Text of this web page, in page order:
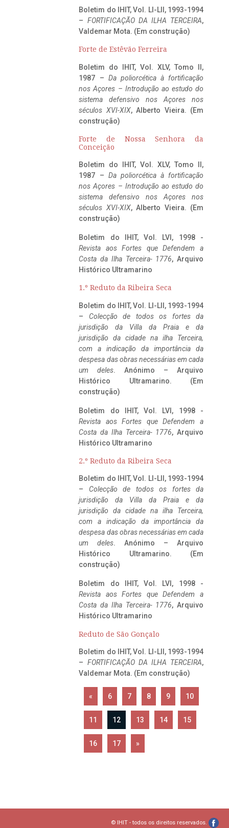
Boletim do IHIT, Vol. LI-LII, 1993-1994
– FORTIFICAÇÃO DA ILHA TERCEIRA,
Valdemar Mota. (Em construção)
Forte de Estêvão Ferreira
Boletim do IHIT, Vol. XLV, Tomo II,
1987 – Da poliorcética à fortificação
nos Açores – Introdução ao estudo do
sistema defensivo nos Açores nos
séculos XVI-XIX, Alberto Vieira. (Em
construção)
Forte de Nossa Senhora da
Conceição
Boletim do IHIT, Vol. XLV, Tomo II,
1987 – Da poliorcética à fortificação
nos Açores – Introdução ao estudo do
sistema defensivo nos Açores nos
séculos XVI-XIX, Alberto Vieira. (Em
construção)
Boletim do IHIT, Vol. LVI, 1998 -
Revista aos Fortes que Defendem a
Costa da Ilha Terceira- 1776, Arquivo
Histórico Ultramarino
1.º Reduto da Ribeira Seca
Boletim do IHIT, Vol. LI-LII, 1993-1994
– Colecção de todos os fortes da
jurisdição da Villa da Praia e da
jurisdição da cidade na ilha Terceira,
com a indicação da importância da
despesa das obras necessárias em cada
um deles. Anónimo – Arquivo
Histórico Ultramarino. (Em
construção)
Boletim do IHIT, Vol. LVI, 1998 -
Revista aos Fortes que Defendem a
Costa da Ilha Terceira- 1776, Arquivo
Histórico Ultramarino
2.º Reduto da Ribeira Seca
Boletim do IHIT, Vol. LI-LII, 1993-1994
– Colecção de todos os fortes da
jurisdição da Villa da Praia e da
jurisdição da cidade na ilha Terceira,
com a indicação da importância da
despesa das obras necessárias em cada
um deles. Anónimo – Arquivo
Histórico Ultramarino. (Em
construção)
Boletim do IHIT, Vol. LVI, 1998 -
Revista aos Fortes que Defendem a
Costa da Ilha Terceira- 1776, Arquivo
Histórico Ultramarino
Reduto de São Gonçalo
Boletim do IHIT, Vol. LI-LII, 1993-1994
– FORTIFICAÇÃO DA ILHA TERCEIRA,
Valdemar Mota. (Em construção)
« 6 7 8 9 10
11 12 13 14 15
16 17 »
© IHIT - todos os direitos reservados.